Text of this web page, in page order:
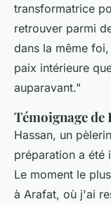
transformatrice
retrouver parmi
dans la même
paix intérieure
auparavant."
Témoignage de
Hassan, un
préparation a été
Le moment le
à Arafat, où j'ai